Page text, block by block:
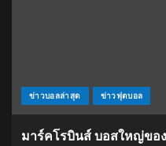
ข่าวบอลล่าสุด ข่าวฟุตบอล
มาร์คโรบินส์ บอสใหญ่ขอ